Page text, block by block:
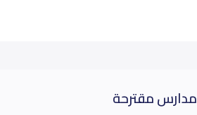
مدارس مقترحة